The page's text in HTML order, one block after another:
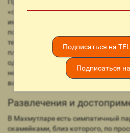
Подписаться на
Подписаться
«середнячки», выбирать между
имеет смысла: они одинаковы.
пользуются «четверки» Они могут
территорией, многоэтажными
пляжами через дорогу. Их
одни из самых низких на всем
неплохим качеством делает их
вариантом хорошего отдыха.
Развлечения и
В Махмутларе есть симпатичный
скамейками, близ которого, по